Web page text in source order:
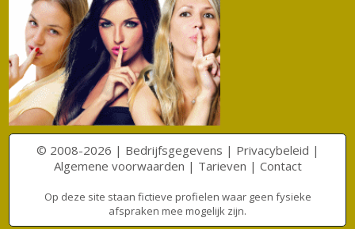
© 2008-2026 | Bedrijfsgegevens | Privacybeleid |
Algemene voorwaarden | Tarieven | Contact
Op deze site staan fictieve profielen waar geen fysieke
afspraken mee mogelijk zijn.